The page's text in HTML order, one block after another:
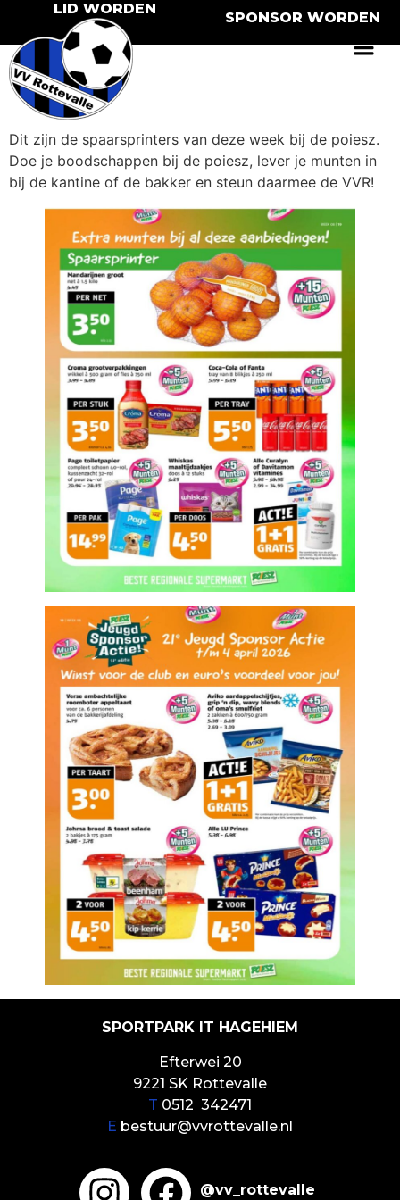
LID WORDEN
SPONSOR WORDEN
Dit zijn de spaarsprinters van deze week bij de poiesz.
Doe je boodschappen bij de poiesz, lever je munten in
bij de kantine of de bakker en steun daarmee de VVR!
SPORTPARK IT HAGEHIEM
Efterwei 20
9221 SK Rottevalle
T 0512 342471
E bestuur@vvrottevalle.nl
@vv_rottevalle